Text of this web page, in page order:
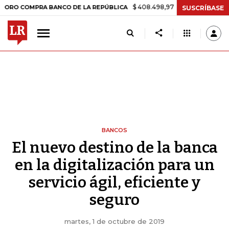
BANCO DE LA REPÚBLICA $ 408.498,97 +$ 8.753,81 +2,19%
SUSCRÍBASE
BANCOS
El nuevo destino de la banca
en la digitalización para un
servicio ágil, eficiente y
seguro
martes, 1 de octubre de 2019